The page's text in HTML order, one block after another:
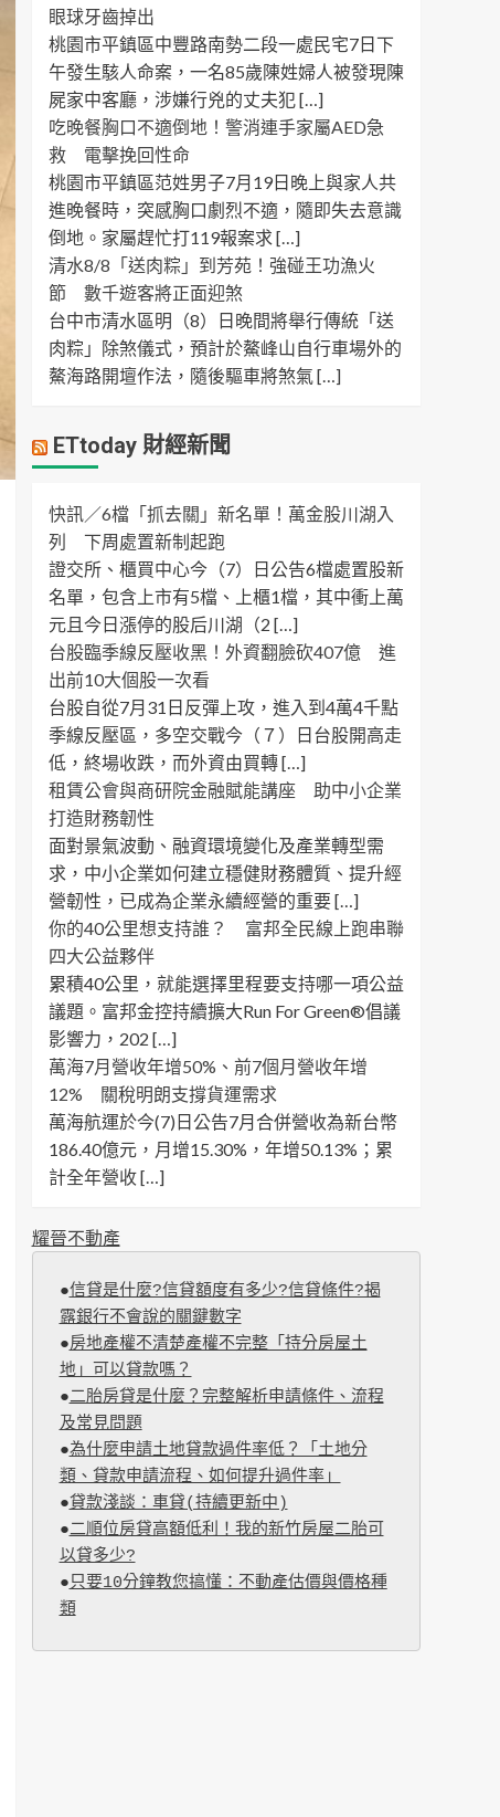
眼球牙齒掉出
桃園市平鎮區中豐路南勢二段一處民宅7日下
午發生駭人命案，一名85歲陳姓婦人被發現陳
屍家中客廳，涉嫌行兇的丈夫犯 […]
吃晚餐胸口不適倒地！警消連手家屬AED急
救 電擊挽回性命
桃園市平鎮區范姓男子7月19日晚上與家人共
進晚餐時，突感胸口劇烈不適，隨即失去意識
倒地。家屬趕忙打119報案求 […]
清水8/8「送肉粽」到芳苑！強碰王功漁火
節 數千遊客將正面迎煞
台中市清水區明（8）日晚間將舉行傳統「送
肉粽」除煞儀式，預計於鰲峰山自行車場外的
鰲海路開壇作法，隨後驅車將煞氣 […]
ETtoday 財經新聞
快訊／6檔「抓去關」新名單！萬金股川湖入
列 下周處置新制起跑
證交所、櫃買中心今（7）日公告6檔處置股新
名單，包含上市有5檔、上櫃1檔，其中衝上萬
元且今日漲停的股后川湖（2 […]
台股臨季線反壓收黑！外資翻臉砍407億 進
出前10大個股一次看
台股自從7月31日反彈上攻，進入到4萬4千點
季線反壓區，多空交戰今（７）日台股開高走
低，終場收跌，而外資由買轉 […]
租賃公會與商研院金融賦能講座 助中小企業
打造財務韌性
面對景氣波動、融資環境變化及產業轉型需
求，中小企業如何建立穩健財務體質、提升經
營韌性，已成為企業永續經營的重要 […]
你的40公里想支持誰？ 富邦全民線上跑串聯
四大公益夥伴
累積40公里，就能選擇里程要支持哪一項公益
議題。富邦金控持續擴大Run For Green®倡議
影響力，202 […]
萬海7月營收年增50%、前7個月營收年增
12% 關稅明朗支撐貨運需求
萬海航運於今(7)日公告7月合併營收為新台幣
186.40億元，月增15.30%，年增50.13%；累
計全年營收 […]
耀晉不動產
●信貸是什麼?信貸額度有多少?信貸條件?揭
露銀行不會說的關鍵數字
●房地產權不清楚產權不完整「持分房屋土
地」可以貸款嗎？
●二胎房貸是什麼？完整解析申請條件、流程
及常見問題
●為什麼申請土地貸款過件率低？「土地分
類、貸款申請流程、如何提升過件率」
●貸款淺談：車貸(持續更新中)
●二順位房貸高額低利！我的新竹房屋二胎可
以貸多少?
●只要10分鐘教您搞懂：不動產估價與價格種
類